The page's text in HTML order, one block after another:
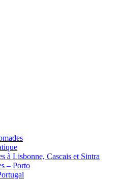
à Lisbonne, Cascais et Sintra
– Porto